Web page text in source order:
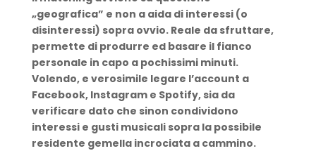
„geografica” e non a aida di interessi (o
disinteressi) sopra ovvio. Reale da sfruttare,
permette di produrre ed basare il fianco
personale in capo a pochissimi minuti.
Volendo, e verosimile legare l’account a
Facebook, Instagram e Spotify, sia da
verificare dato che sinon condividono
interessi e gusti musicali sopra la possibile
residente gemella incrociata a cammino.